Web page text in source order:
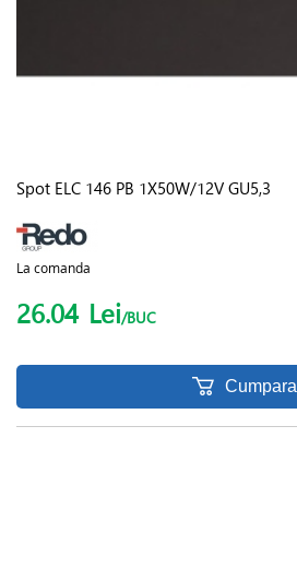
Spot ELC 146 PB 1X50W/12V GU5,3
La comanda
26.04 Lei/BUC
Cumpara